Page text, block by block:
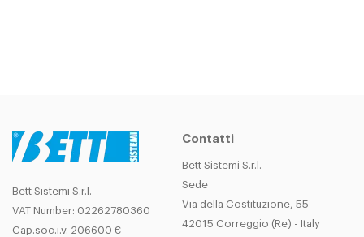
Bett Sistemi S.r.l.
VAT Number: 02262780360
Cap.soc.i.v. 206600 €
Contatti
Bett Sistemi S.r.l.
Sede
Via della Costituzione, 55
42015 Correggio (Re) - Italy